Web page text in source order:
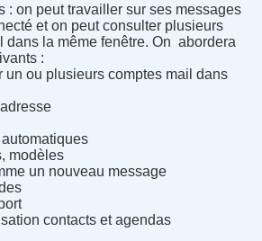
: on peut travailler sur ses messages
et on peut consulter plusieurs
dans la même fenêtre. On abordera
:
un ou plusieurs comptes mail dans
modèles
un nouveau message
contacts et agendas